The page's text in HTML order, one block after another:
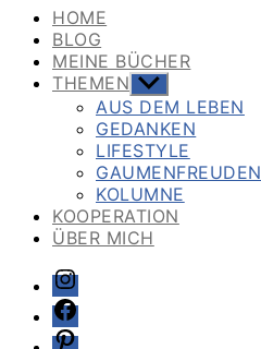
HOME
BLOG
MEINE BÜCHER
THEMEN Untermenü
anzeigen
AUS DEM LEBEN
GEDANKEN
LIFESTYLE
GAUMENFREUDEN
KOLUMNE
KOOPERATION
ÜBER MICH
Instagram
Facebook
Pinterest